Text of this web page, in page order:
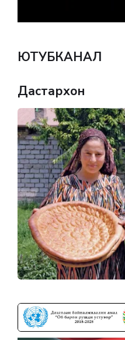
ЮТУБКАНАЛ
Дастархон